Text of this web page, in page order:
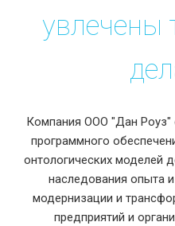
увлечены
Компания ООО "Дан Роуз"
программного
онтологических моделей
наследования опыта
модернизации и
предприятий и